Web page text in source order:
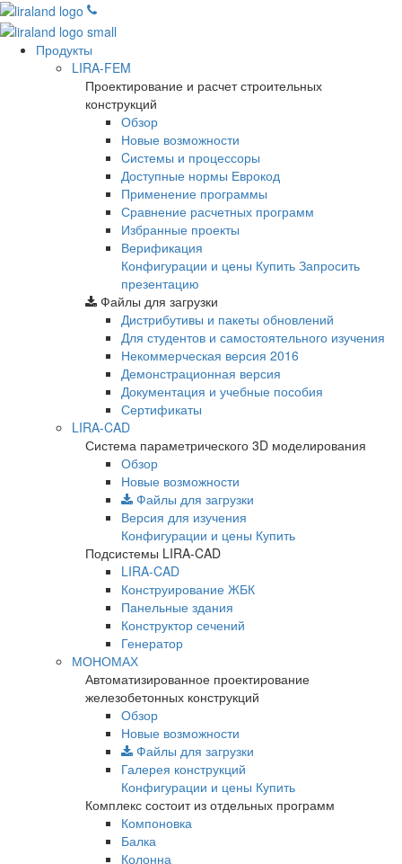
Продукты
LIRA-FEM
Проектирование и расчет строительных
конструкций
Обзор
Новые возможности
Cистемы и процессоры
Доступные нормы Еврокод
Применение программы
Сравнение расчетных программ
Избранные проекты
Верификация
Конфигурации и цены Купить Запросить
презентацию
Файлы для загрузки
Дистрибутивы и пакеты обновлений
Для студентов и самостоятельного изучения
Некоммерческая версия 2016
Демонстрационная версия
Документация и учебные пособия
Сертификаты
LIRA-CAD
Система параметрического 3D моделирования
Обзор
Новые возможности
Файлы для загрузки
Версия для изучения
Конфигурации и цены Купить
Подсистемы LIRA-CAD
LIRA-CAD
Конструирование ЖБК
Панельные здания
Конструктор сечений
Генератор
МОНОМАХ
Автоматизированное проектирование
железобетонных конструкций
Обзор
Новые возможности
Файлы для загрузки
Галерея конструкций
Конфигурации и цены Купить
Комплекс состоит из отдельных программ
Компоновка
Балка
Колонна